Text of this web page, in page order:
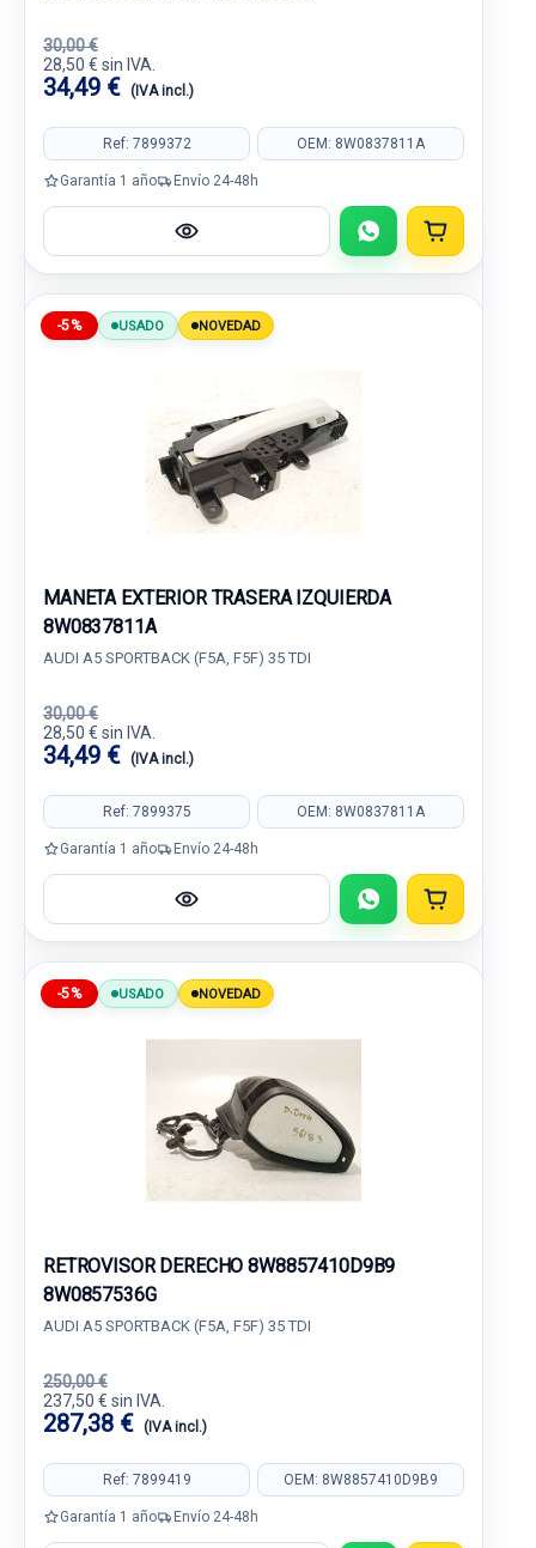
30,00 €
28,50 € sin IVA.
34,49 € (IVA incl.)
Ref: 7899372 OEM: 8W0837811A
Garantía 1 año Envío 24-48h
-5% USADO NOVEDAD
MANETA EXTERIOR TRASERA IZQUIERDA
8W0837811A
AUDI A5 SPORTBACK (F5A, F5F) 35 TDI
30,00 €
28,50 € sin IVA.
34,49 € (IVA incl.)
Ref: 7899375 OEM: 8W0837811A
Garantía 1 año Envío 24-48h
-5% USADO NOVEDAD
RETROVISOR DERECHO 8W8857410D9B9
8W0857536G
AUDI A5 SPORTBACK (F5A, F5F) 35 TDI
250,00 €
237,50 € sin IVA.
287,38 € (IVA incl.)
Ref: 7899419 OEM: 8W8857410D9B9
Garantía 1 año Envío 24-48h